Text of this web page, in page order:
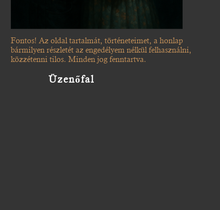
Fontos! Az oldal tartalmát, történeteimet, a honlap
bármilyen részletét az engedélyem nélkül felhasználni,
közzétenni tilos. Minden jog fenntartva.
Üzenőfal